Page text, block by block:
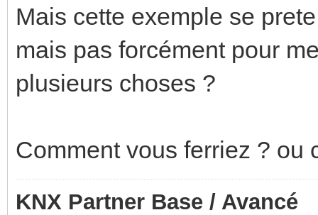
expose: !include
light: !include
sensor: !include
Mais cette exemple se
mais pas forcément pour
plusieurs choses ?
Comment vous ferriez ? ou
KNX Partner Base / Avancé